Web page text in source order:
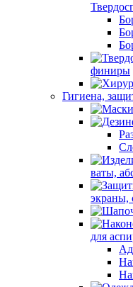
финиры
Гигиена,
ваты,
экраны,
для